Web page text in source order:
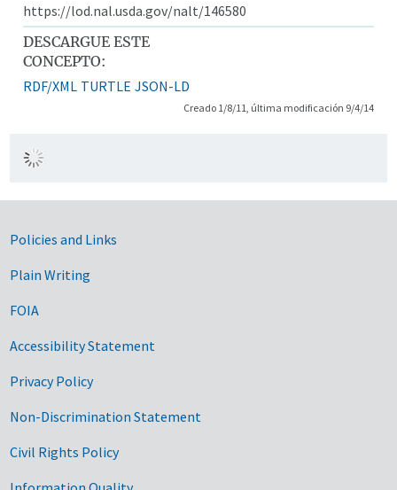
https://lod.nal.usda.gov/nalt/146580
DESCARGUE ESTE
CONCEPTO:
RDF/XML TURTLE JSON-LD
Creado 1/8/11, última modificación 9/4/14
Government Links
Policies and Links
Plain Writing
FOIA
Accessibility Statement
Privacy Policy
Non-Discrimination Statement
Civil Rights Policy